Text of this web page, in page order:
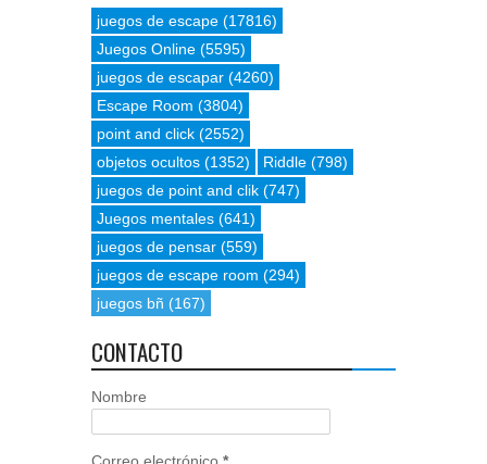
juegos de escape (17816)
Juegos Online (5595)
juegos de escapar (4260)
Escape Room (3804)
point and click (2552)
objetos ocultos (1352) Riddle (798)
juegos de point and clik (747)
Juegos mentales (641)
juegos de pensar (559)
juegos de escape room (294)
juegos bñ (167)
CONTACTO
Nombre